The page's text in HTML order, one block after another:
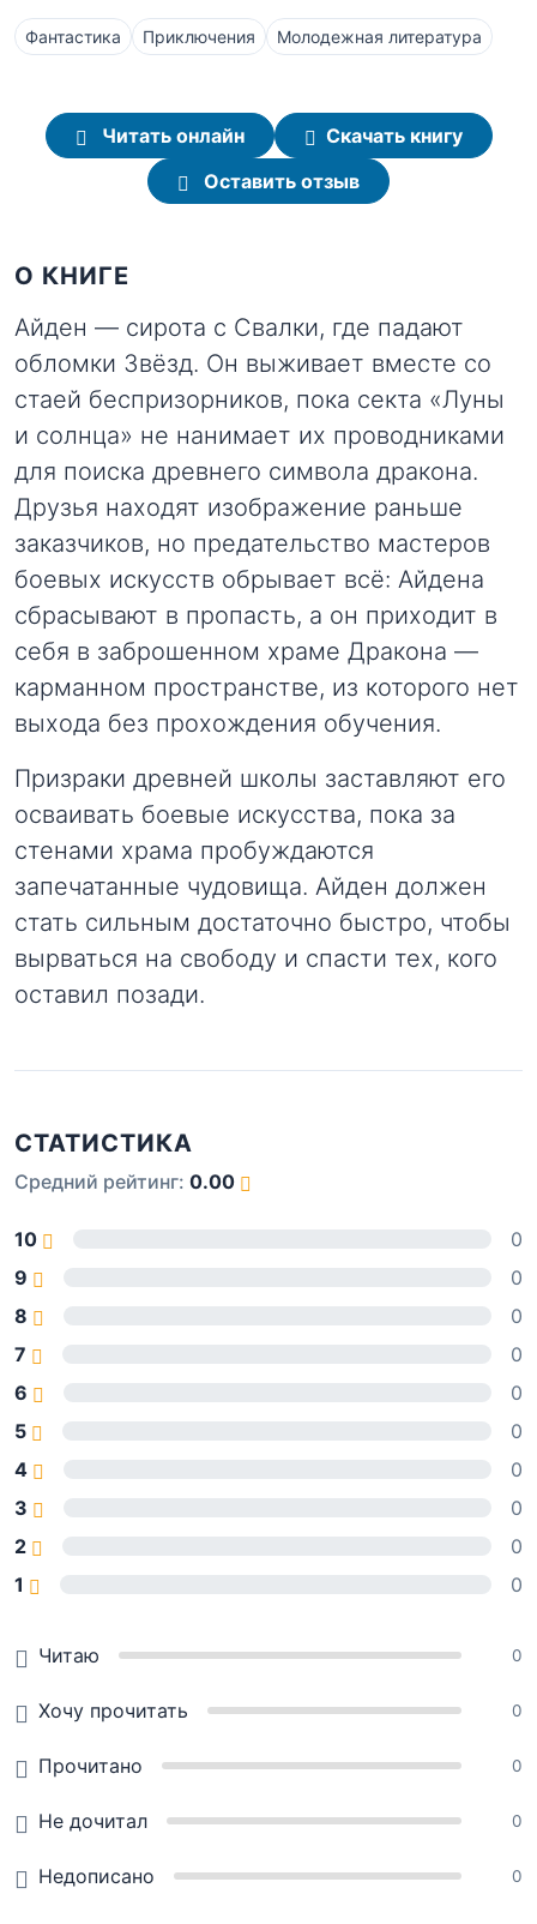
Фантастика Приключения Молодежная литература
Читать онлайн
Скачать книгу
Оставить отзыв
О КНИГЕ
Айден — сирота с Свалки, где падают
обломки Звёзд. Он выживает вместе со
стаей беспризорников, пока секта «Луны
и солнца» не нанимает их проводниками
для поиска древнего символа дракона.
Друзья находят изображение раньше
заказчиков, но предательство мастеров
боевых искусств обрывает всё: Айдена
сбрасывают в пропасть, а он приходит в
себя в заброшенном храме Дракона —
карманном пространстве, из которого нет
выхода без прохождения обучения.
Призраки древней школы заставляют его
осваивать боевые искусства, пока за
стенами храма пробуждаются
запечатанные чудовища. Айден должен
стать сильным достаточно быстро, чтобы
вырваться на свободу и спасти тех, кого
оставил позади.
СТАТИСТИКА
Средний рейтинг: 0.00
10
0
9
0
8
0
7
0
6
0
5
0
4
0
3
0
2
0
1
0
Читаю 0
Хочу прочитать 0
Прочитано 0
Не дочитал 0
Недописано 0